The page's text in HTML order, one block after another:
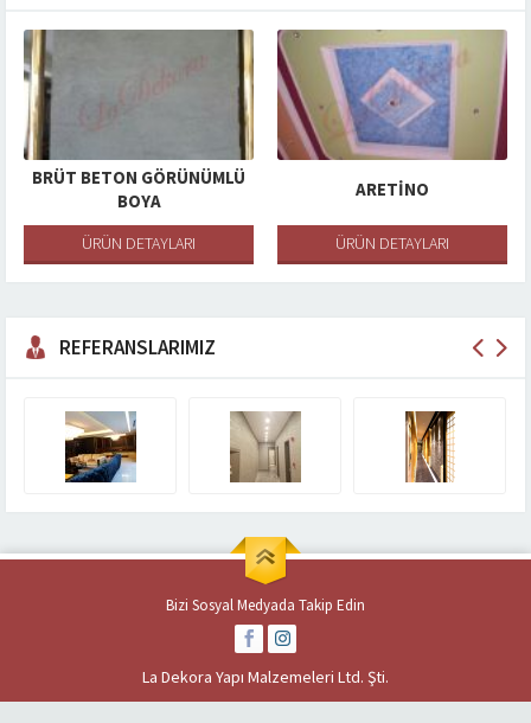
BRÜT BETON GÖRÜNÜMLÜ
BOYA
ÜRÜN DETAYLARI
ARETINO
ÜRÜN DETAYLARI
REFERANSLARIMIZ
Bizi Sosyal Medyada Takip Edin
La Dekora Yapı Malzemeleri Ltd. Şti.